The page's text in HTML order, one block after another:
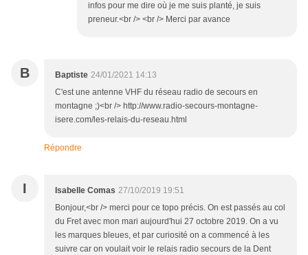
infos pour me dire où je me suis planté, je suis
preneur.<br /> <br /> Merci par avance
B Baptiste 24/01/2021 14:13
C'est une antenne VHF du réseau radio de secours en
montagne ;)<br /> http://www.radio-secours-montagne-
isere.com/les-relais-du-reseau.html
Répondre
I Isabelle Comas 27/10/2019 19:51
Bonjour,<br /> merci pour ce topo précis. On est passés au col
du Fret avec mon mari aujourd'hui 27 octobre 2019. On a vu
les marques bleues, et par curiosité on a commencé à les
suivre car on voulait voir le relais radio secours de la Dent